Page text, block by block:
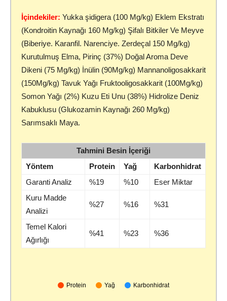
İçindekiler: Yukka şidigera (100 Mg/kg) Eklem Ekstratı
(Kondroitin Kaynağı 160 Mg/kg) Şifalı Bitkiler Ve Meyve
(Biberiye. Karanfil. Narenciye. Zerdeçal 150 Mg/kg)
Kurutulmuş Elma, Pirinç (37%) Doğal Aroma Deve
Dikeni (75 Mg/kg) İnülin (90Mg/kg) Mannanoligosakkarit
(150Mg/kg) Tavuk Yağı Fruktooligosakkarit (100Mg/kg)
Somon Yağı (2%) Kuzu Eti Unu (38%) Hidrolize Deniz
Kabuklusu (Glukozamin Kaynağı 260 Mg/kg)
Sarımsaklı Maya.
Tahmini Besin İçeriği
Yöntem
Protein Yağ
Karbonhidrat
Garanti Analiz
%19 %10
Eser Miktar
Kuru Madde
Analizi
%27 %16 %31
Temel Kalori
Ağırlığı
%41 %23 %36
Protein Yağ Karbonhidrat